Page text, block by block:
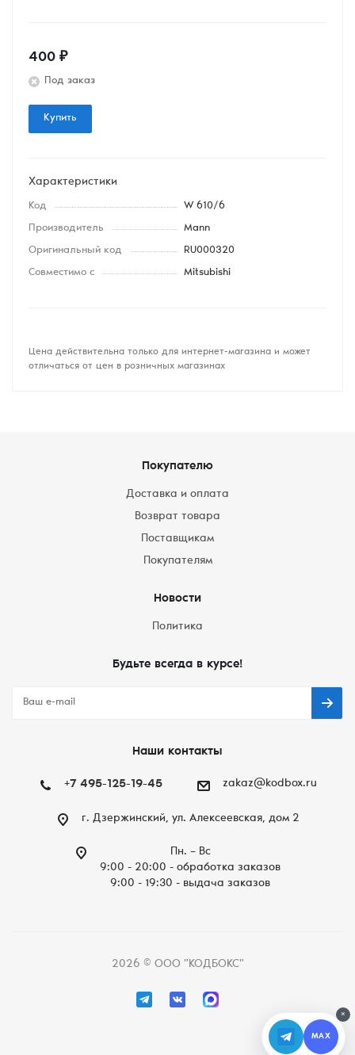
400 ₽
Под заказ
Купить
Характеристики
Код W 610/6
Производитель Mann
Оригинальный код RU000320
Совместимо с Mitsubishi
Цена действительна только для интернет-магазина и может
отличаться от цен в розничных магазинах
Покупателю
Доставка и оплата
Возврат товара
Поставщикам
Покупателям
Новости
Политика
Будьте всегда в курсе!
Наши контакты
+7 495-125-19-45 zakaz@kodbox.ru
г. Дзержинский, ул. Алексеевская, дом 2
Пн. – Вc
9:00 - 20:00 - обработка заказов
9:00 - 19:30 - выдача заказов
2026 © ООО "КОДБОКС"
×
MAX